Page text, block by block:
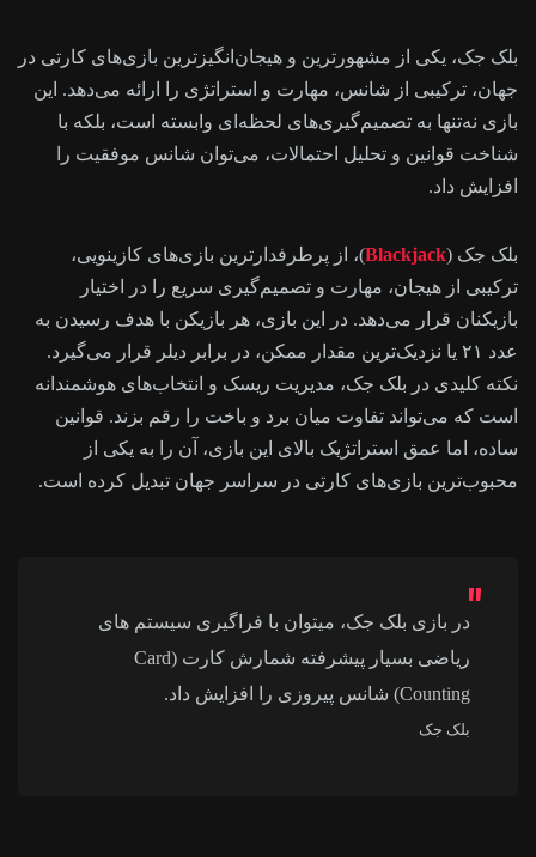
بلک جک، یکی از مشهورترین و هیجان‌انگیزترین بازی‌های کارتی در
جهان، ترکیبی از شانس، مهارت و استراتژی را ارائه می‌دهد. این
بازی نه‌تنها به تصمیم‌گیری‌های لحظه‌ای وابسته است، بلکه با
شناخت قوانین و تحلیل احتمالات، می‌توان شانس موفقیت را
افزایش داد.
بلک جک (Blackjack)، از پرطرفدارترین بازی‌های کازینویی،
ترکیبی از هیجان، مهارت و تصمیم‌گیری سریع را در اختیار
بازیکنان قرار می‌دهد. در این بازی، هر بازیکن با هدف رسیدن به
عدد ۲۱ یا نزدیک‌ترین مقدار ممکن، در برابر دیلر قرار می‌گیرد.
نکته کلیدی در بلک جک، مدیریت ریسک و انتخاب‌های هوشمندانه
است که می‌تواند تفاوت میان برد و باخت را رقم بزند. قوانین
ساده، اما عمق استراتژیک بالای این بازی، آن را به یکی از
محبوب‌ترین بازی‌های کارتی در سراسر جهان تبدیل کرده است.
در بازی بلک جک، میتوان با فراگیری سیستم های
ریاضی بسیار پیشرفته شمارش کارت (Card
Counting) شانس پیروزی را افزایش داد.
بلک جک